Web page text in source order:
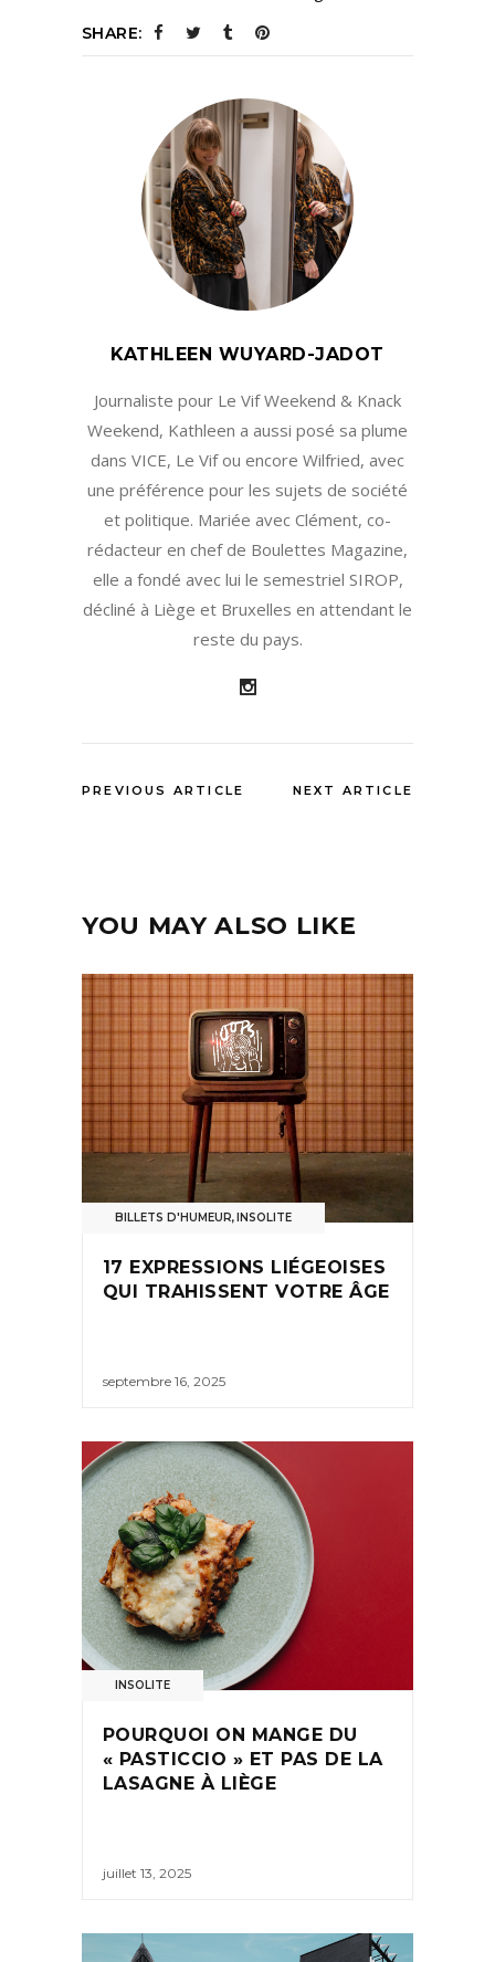
SHARE:
KATHLEEN WUYARD-JADOT
Journaliste pour Le Vif Weekend & Knack
Weekend, Kathleen a aussi posé sa plume
dans VICE, Le Vif ou encore Wilfried, avec
une préférence pour les sujets de société
et politique. Mariée avec Clément, co-
rédacteur en chef de Boulettes Magazine,
elle a fondé avec lui le semestriel SIROP,
décliné à Liège et Bruxelles en attendant le
reste du pays.
PREVIOUS ARTICLE NEXT ARTICLE
YOU MAY ALSO LIKE
BILLETS D'HUMEUR,INSOLITE
17 EXPRESSIONS LIÉGEOISES
QUI TRAHISSENT VOTRE ÂGE
septembre 16, 2025
INSOLITE
POURQUOI ON MANGE DU
« PASTICCIO » ET PAS DE LA
LASAGNE À LIÈGE
juillet 13, 2025